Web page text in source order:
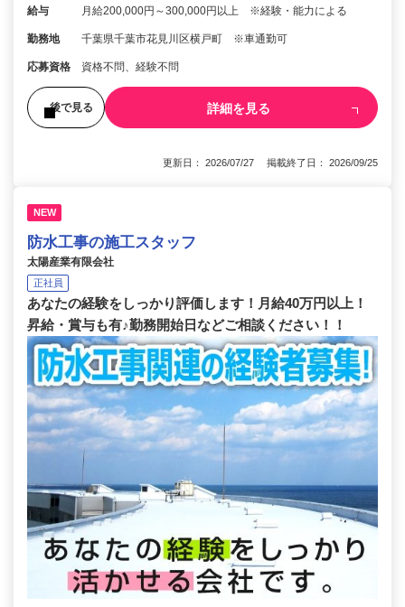
給与 月給200,000円～300,000円以上 ※経験・能力による
勤務地 千葉県千葉市花見川区横戸町 ※車通勤可
応募資格 資格不問、経験不問
後で見る 詳細を見る
更新日： 2026/07/27 掲載終了日： 2026/09/25
NEW
防水工事の施工スタッフ
太陽産業有限会社
正社員
あなたの経験をしっかり評価します！月給40万円以上！
昇給・賞与も有♪勤務開始日などご相談ください！！